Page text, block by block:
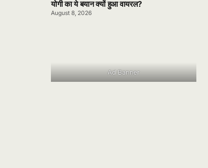
योगी का ये बयान क्यों हुआ वायरल?
August 8, 2026
Ad Banner